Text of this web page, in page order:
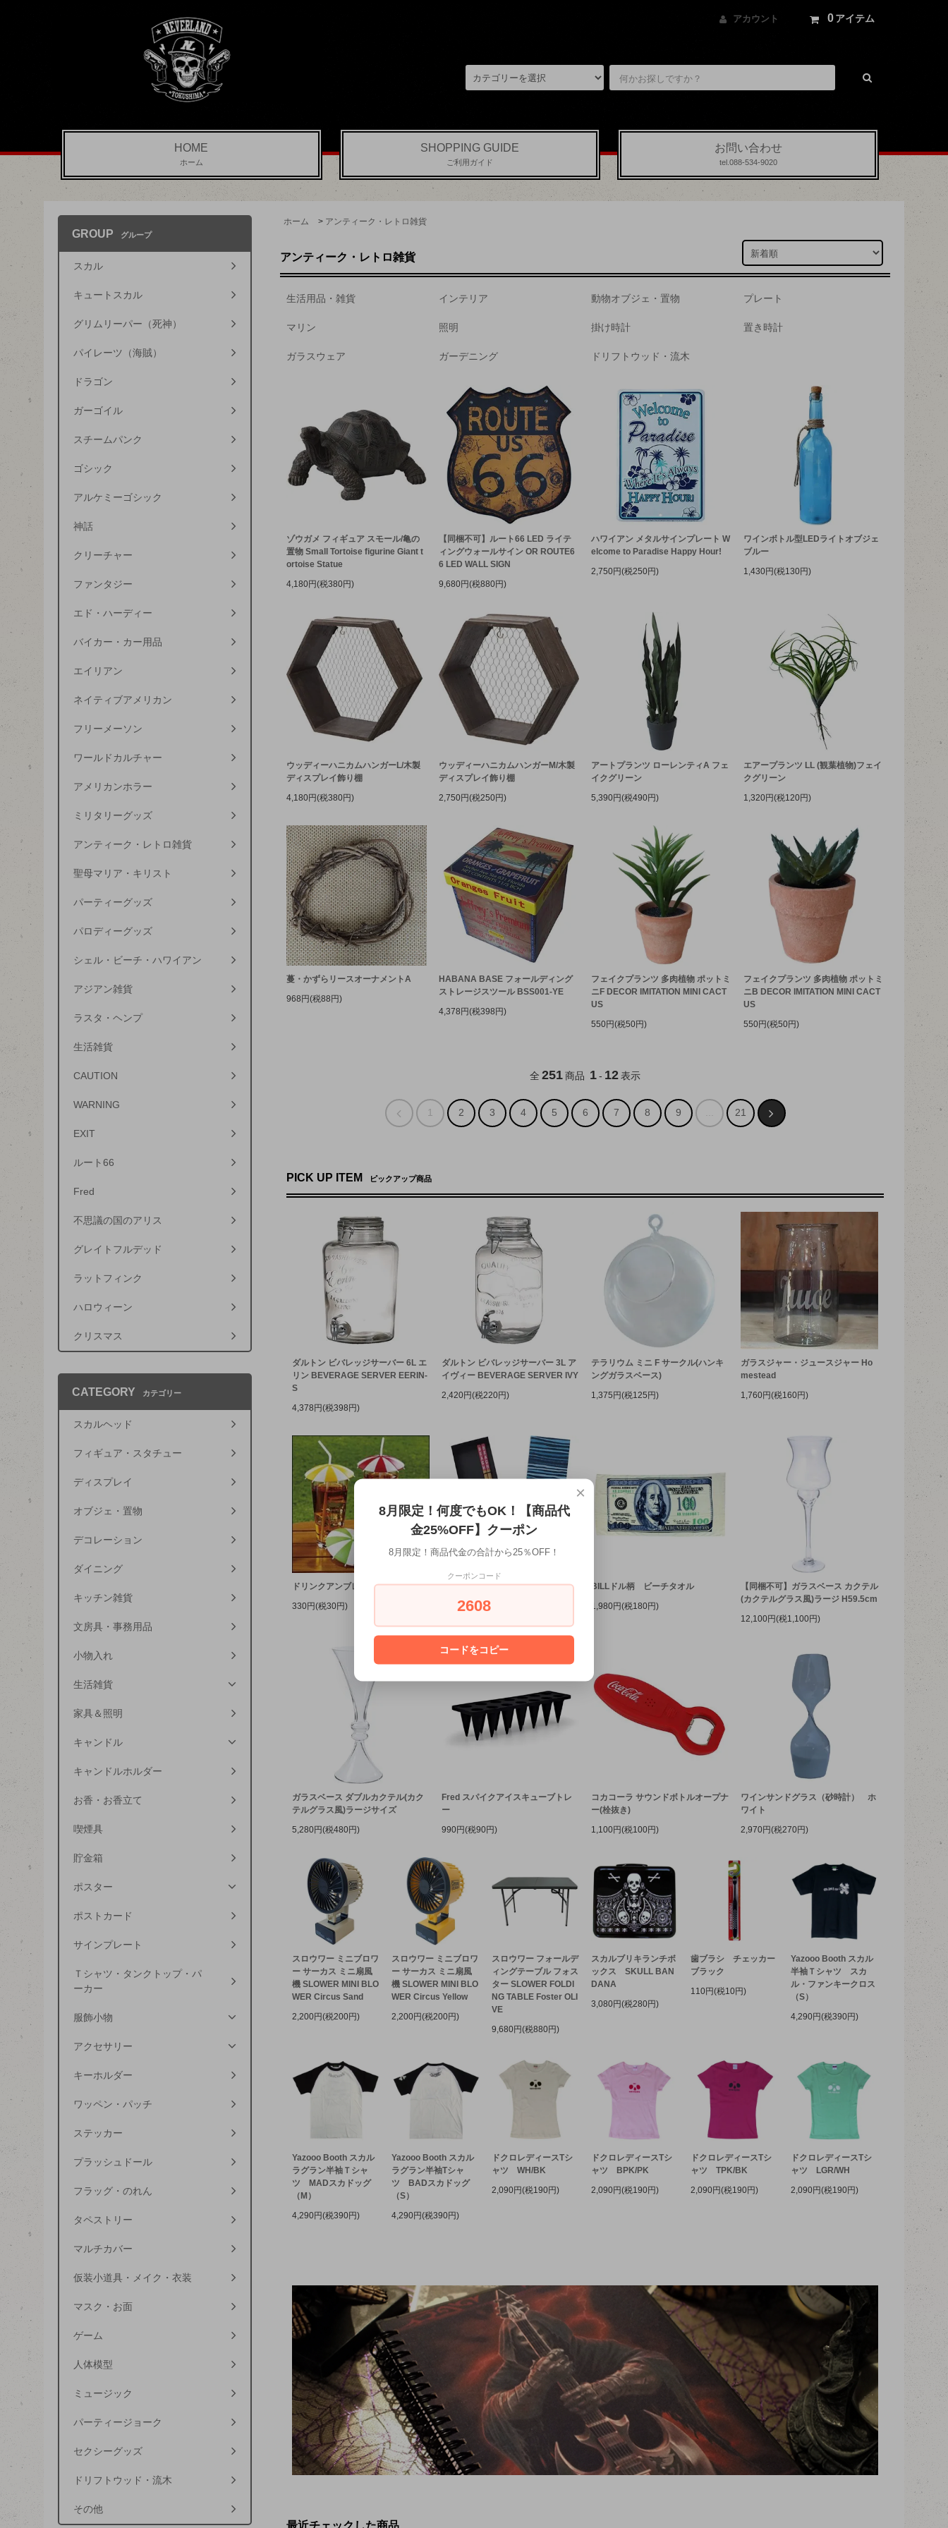
アカウント 0 アイテム
HOME
ホーム
SHOPPING GUIDE
ご利用ガイド
お問い合わせ
tel.088-534-9020
ホーム > アンティーク・レトロ雑貨
アンティーク・レトロ雑貨
生活用品・雑貨 インテリア 動物オブジェ・置物 プレート
マリン 照明 掛け時計 置き時計
ガラスウェア ガーデニング ドリフトウッド・流木
ゾウガメ フィギュア スモール/亀の
置物 Small Tortoise figurine Giant t
ortoise Statue
4,180円(税380円)
【同梱不可】ルート66 LED ライテ
ィングウォールサイン OR ROUTE6
6 LED WALL SIGN
9,680円(税880円)
ハワイアン メタルサインプレート W
elcome to Paradise Happy Hour!
2,750円(税250円)
ワインボトル型LEDライトオブジェ
ブルー
1,430円(税130円)
ウッディーハニカムハンガーL/木製
ディスプレイ飾り棚
4,180円(税380円)
ウッディーハニカムハンガーM/木製
ディスプレイ飾り棚
2,750円(税250円)
アートプランツ ローレンティA フェ
イクグリーン
5,390円(税490円)
エアープランツ LL (観葉植物)フェイ
クグリーン
1,320円(税120円)
蔓・かずらリースオーナメントA
968円(税88円)
HABANA BASE フォールディング
ストレージスツール BSS001-YE
4,378円(税398円)
フェイクプランツ 多肉植物 ポットミ
ニF DECOR IMITATION MINI CACT
US
550円(税50円)
フェイクプランツ 多肉植物 ポットミ
ニB DECOR IMITATION MINI CACT
US
550円(税50円)
全 251商品 1- 12表示
1 2 3 4 5 6 7 8 9 ... 21
PICK UP ITEM ピックアップ商品
ダルトン ビバレッジサーバー 6L エ
リン BEVERAGE SERVER EERIN-
S
4,378円(税398円)
ダルトン ビバレッジサーバー 3L ア
イヴィー BEVERAGE SERVER IVY
2,420円(税220円)
テラリウム ミニ F サークル(ハンキ
ングガラスベース)
1,375円(税125円)
ガラスジャー・ジュースジャー Ho
mestead
1,760円(税160円)
ドリンクアンブレラ4Pセット
330円(税30円)
SAサーフボード箸セット BEACH-
BILLドル柄 ビーチタオル
1,980円(税180円)
【同梱不可】ガラスベース カクテル
(カクテルグラス風)ラージ H59.5cm
12,100円(税1,100円)
ガラスベース ダブルカクテル(カク
テルグラス風)ラージサイズ
5,280円(税480円)
Fred スパイクアイスキューブトレ
ー
990円(税90円)
コカコーラ サウンドボトルオープナ
ー(栓抜き)
1,100円(税100円)
ワインサンドグラス（砂時計） ホ
ワイト
2,970円(税270円)
スロウワー ミニブロワ
ー サーカス ミニ扇風
機 SLOWER MINI BLO
WER Circus Sand
2,200円(税200円)
スロウワー ミニブロワ
ー サーカス ミニ扇風
機 SLOWER MINI BLO
WER Circus Yellow
2,200円(税200円)
スロウワー フォールデ
ィングテーブル フォス
ター SLOWER FOLDI
NG TABLE Foster OLI
VE
9,680円(税880円)
スカルブリキランチボ
ックス SKULL BAN
DANA
3,080円(税280円)
歯ブラシ チェッカー
ブラック
110円(税10円)
Yazooo Booth スカル
半袖Ｔシャツ スカ
ル・ファンキークロス
（S）
4,290円(税390円)
Yazooo Booth スカル
ラグラン半袖Ｔシャ
ツ MADスカドッグ
（M）
4,290円(税390円)
Yazooo Booth スカル
ラグラン半袖Tシャ
ツ BADスカドッグ
（S）
4,290円(税390円)
ドクロレディースTシ
ャツ WH/BK
2,090円(税190円)
ドクロレディースTシ
ャツ BPK/PK
2,090円(税190円)
ドクロレディースTシ
ャツ TPK/BK
2,090円(税190円)
ドクロレディースTシ
ャツ LGR/WH
2,090円(税190円)
GROUP グループ
スカル
キュートスカル
グリムリーパー（死神）
パイレーツ（海賊）
ドラゴン
ガーゴイル
スチームパンク
ゴシック
アルケミーゴシック
神話
クリーチャー
ファンタジー
エド・ハーディー
バイカー・カー用品
エイリアン
ネイティブアメリカン
フリーメーソン
ワールドカルチャー
アメリカンホラー
ミリタリーグッズ
アンティーク・レトロ雑貨
聖母マリア・キリスト
パーティーグッズ
パロディーグッズ
シェル・ビーチ・ハワイアン
アジアン雑貨
ラスタ・ヘンプ
生活雑貨
CAUTION
WARNING
EXIT
ルート66
Fred
不思議の国のアリス
グレイトフルデッド
ラットフィンク
ハロウィーン
クリスマス
CATEGORY カテゴリー
スカルヘッド
フィギュア・スタチュー
ディスプレイ
オブジェ・置物
デコレーション
ダイニング
キッチン雑貨
文房具・事務用品
小物入れ
生活雑貨
家具＆照明
キャンドル
キャンドルホルダー
お香・お香立て
喫煙具
貯金箱
ポスター
ポストカード
サインプレート
Ｔシャツ・タンクトップ・パ
ーカー
服飾小物
アクセサリー
キーホルダー
ワッペン・パッチ
ステッカー
プラッシュドール
フラッグ・のれん
タペストリー
マルチカバー
仮装小道具・メイク・衣装
マスク・お面
ゲーム
人体模型
ミュージック
パーティージョーク
セクシーグッズ
ドリフトウッド・流木
その他
×
8月限定！何度でもOK！【商品代
金25%OFF】クーポン
8月限定！商品代金の合計から25％OFF！
クーポンコード
2608
コードをコピー